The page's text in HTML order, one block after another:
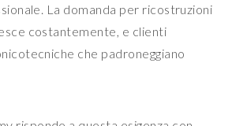
La domanda per ricostruzioni
costantemente, e clienti
che padroneggiano